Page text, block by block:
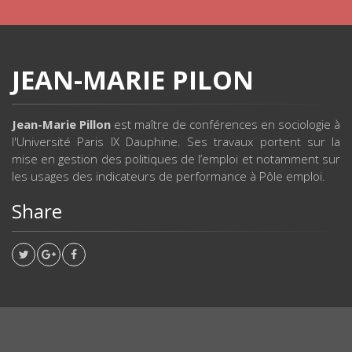
JEAN-MARIE PILON
Jean-Marie Pillon est maître de conférences en sociologie à
l'Université Paris IX Dauphine. Ses travaux portent sur la
mise en gestion des politiques de l’emploi et notamment sur
les usages des indicateurs de performance à Pôle emploi.
Share